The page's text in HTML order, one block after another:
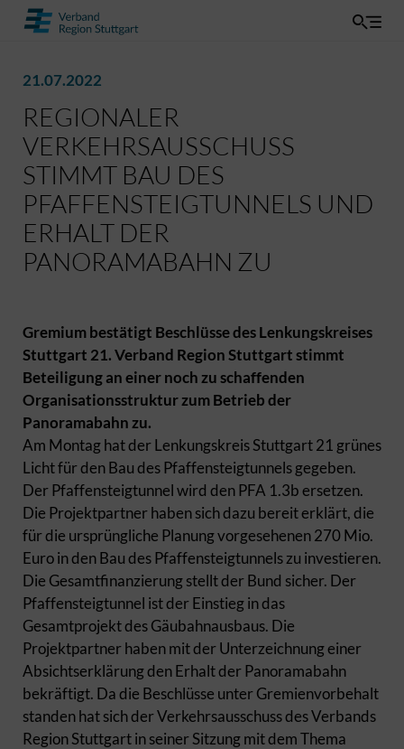
21.07.2022
REGIONALER
VERKEHRSAUSSCHUSS
STIMMT BAU DES
PFAFFENSTEIGTUNNELS UND
ERHALT DER
PANORAMABAHN ZU
Gremium bestätigt Beschlüsse des Lenkungskreises
Stuttgart 21. Verband Region Stuttgart stimmt
Beteiligung an einer noch zu schaffenden
Organisationsstruktur zum Betrieb der
Panoramabahn zu.
Am Montag hat der Lenkungskreis Stuttgart 21 grünes
Licht für den Bau des Pfaffensteigtunnels gegeben.
Der Pfaffensteigtunnel wird den PFA 1.3b ersetzen.
Die Projektpartner haben sich dazu bereit erklärt, die
für die ursprüngliche Planung vorgesehenen 270 Mio.
Euro in den Bau des Pfaffensteigtunnels zu investieren.
Die Gesamtfinanzierung stellt der Bund sicher. Der
Pfaffensteigtunnel ist der Einstieg in das
Gesamtprojekt des Gäubahnausbaus. Die
Projektpartner haben mit der Unterzeichnung einer
Absichtserklärung den Erhalt der Panoramabahn
bekräftigt. Da die Beschlüsse unter Gremienvorbehalt
standen hat sich der Verkehrsausschuss des Verbands
Region Stuttgart in seiner Sitzung mit dem Thema